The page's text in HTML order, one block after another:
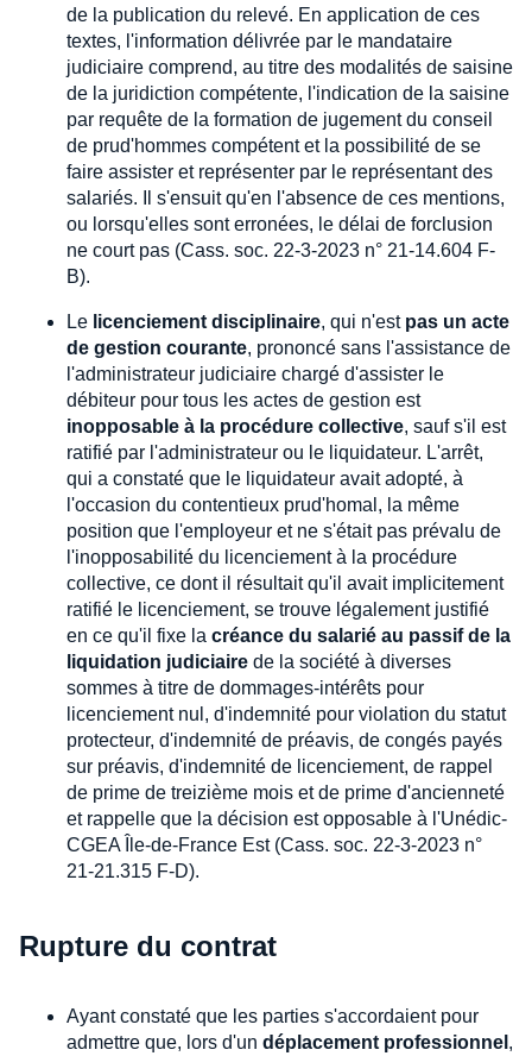
de la publication du relevé. En application de ces
textes, l'information délivrée par le mandataire
judiciaire comprend, au titre des modalités de saisine
de la juridiction compétente, l'indication de la saisine
par requête de la formation de jugement du conseil
de prud'hommes compétent et la possibilité de se
faire assister et représenter par le représentant des
salariés. Il s'ensuit qu'en l'absence de ces mentions,
ou lorsqu'elles sont erronées, le délai de forclusion
ne court pas (Cass. soc. 22-3-2023 n° 21-14.604 F-
B).
Le licenciement disciplinaire, qui n'est pas un acte
de gestion courante, prononcé sans l'assistance de
l'administrateur judiciaire chargé d'assister le
débiteur pour tous les actes de gestion est
inopposable à la procédure collective, sauf s'il est
ratifié par l'administrateur ou le liquidateur. L'arrêt,
qui a constaté que le liquidateur avait adopté, à
l'occasion du contentieux prud'homal, la même
position que l'employeur et ne s'était pas prévalu de
l'inopposabilité du licenciement à la procédure
collective, ce dont il résultait qu'il avait implicitement
ratifié le licenciement, se trouve légalement justifié
en ce qu'il fixe la créance du salarié au passif de la
liquidation judiciaire de la société à diverses
sommes à titre de dommages-intérêts pour
licenciement nul, d'indemnité pour violation du statut
protecteur, d'indemnité de préavis, de congés payés
sur préavis, d'indemnité de licenciement, de rappel
de prime de treizième mois et de prime d'ancienneté
et rappelle que la décision est opposable à l'Unédic-
CGEA Île-de-France Est (Cass. soc. 22-3-2023 n°
21-21.315 F-D).
Rupture du contrat
Ayant constaté que les parties s'accordaient pour
admettre que, lors d'un déplacement professionnel ,